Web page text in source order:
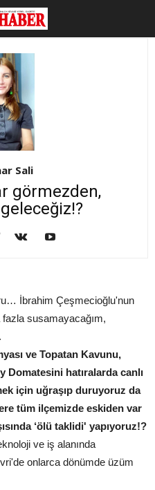
Sali
görmezden,
İbrahim Çeşmecioğlu'nun
susamayacağım,
ve Topatan Kavunu,
Domatesini hatıralarda canlı
için uğraşıp duruyoruz da
tüm ilçemizde eskiden var
‘ölü taklidi' yapıyoruz!?
ve iş alanında
onlarca dönümde üzüm